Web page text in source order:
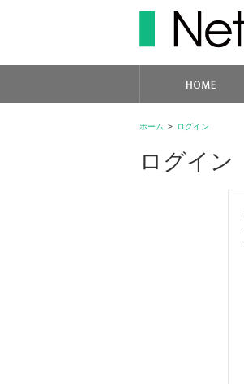
ホーム > ログイン
ログイン